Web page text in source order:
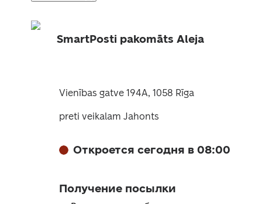
SmartPosti pakomāts Aleja
Vienības gatve 194A, 1058 Rīga
preti veikalam Jahonts
Откроется сегодня в 08:00
Получение посылки